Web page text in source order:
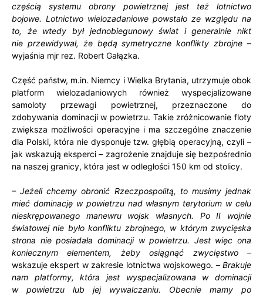
częścią systemu obrony powietrznej jest też lotnictwo
bojowe. Lotnictwo wielozadaniowe powstało ze względu na
to, że wtedy był jednobiegunowy świat i generalnie nikt
nie przewidywał, że będą symetryczne konflikty zbrojne –
wyjaśnia mjr rez. Robert Gałązka.
Część państw, m.in. Niemcy i Wielka Brytania, utrzymuje obok
platform wielozadaniowych również wyspecjalizowane
samoloty przewagi powietrznej, przeznaczone do
zdobywania dominacji w powietrzu. Takie zróżnicowanie floty
zwiększa możliwości operacyjne i ma szczególne znaczenie
dla Polski, która nie dysponuje tzw. głębią operacyjną, czyli –
jak wskazują eksperci – zagrożenie znajduje się bezpośrednio
na naszej granicy, która jest w odległości 150 km od stolicy.
– Jeżeli chcemy obronić Rzeczpospolitą, to musimy jednak
mieć dominację w powietrzu nad własnym terytorium w celu
nieskrępowanego manewru wojsk własnych. Po II wojnie
światowej nie było konfliktu zbrojnego, w którym zwycięska
strona nie posiadała dominacji w powietrzu. Jest więc ona
koniecznym elementem, żeby osiągnąć zwycięstwo –
wskazuje ekspert w zakresie lotnictwa wojskowego. – Brakuje
nam platformy, która jest wyspecjalizowana w dominacji
w powietrzu lub jej wywalczaniu. Obecnie mamy po